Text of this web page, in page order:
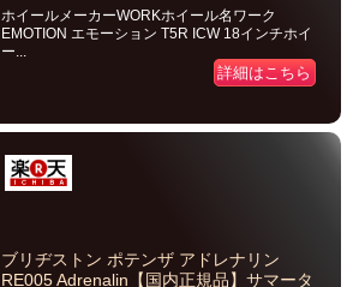
ホイールメーカーWORKホイール名ワーク
EMOTION エモーション T5R ICW 18インチホイ
ー...
詳細はこちら
ブリヂストン ポテンザ アドレナリン
RE005 Adrenalin【国内正規品】サマータ